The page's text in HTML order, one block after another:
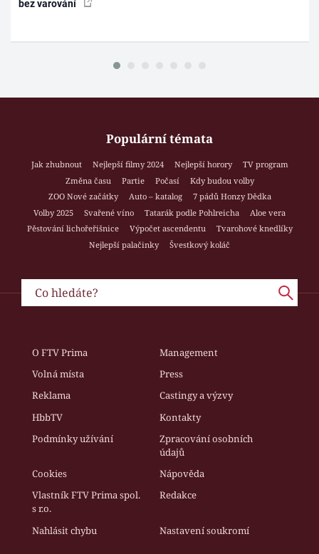
bez varování
Populární témata
Jak zhubnout Nejlepší filmy 2024 Nejlepší horory
TV program
Změna času
Partie Počasí
Kdy budou volby
ZOO Nové začátky
Auto – katalog
7 pádů Honzy Dědka
Volby 2025
Svařené víno Tatarák podle Pohlreicha
Aloe vera
Pěstování lichořeřišnice
Výpočet ascendentu
Tvarohové knedlíky
Nejlepší palačinky
Švestkový koláč
O FTV Prima
Management
Volná místa
Press
Reklama
Castingy a výzvy
HbbTV
Kontakty
Podmínky užívání
Zpracování osobních
údajů
Cookies
Nápověda
Vlastník FTV Prima spol.
s r.o.
Redakce
Nahlásit chybu Nastavení soukromí